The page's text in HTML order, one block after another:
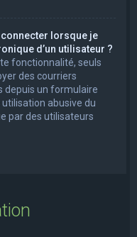
connecter lorsque je
d’un utilisateur ?
fonctionnalité, seuls
des courriers
depuis un formulaire
abusive du
par des utilisateurs